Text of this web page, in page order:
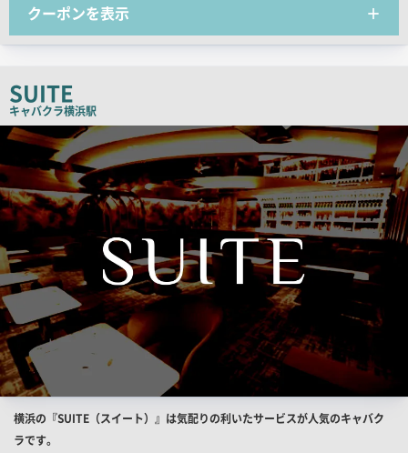
コ
クーポンを表示
SUITE
キャバクラ横浜駅
検
索
果
一
覧
用
画
店
舗
横浜の『SUITE（スイート）』は気配りの利いたサービスが人気のキャバク
ラです。